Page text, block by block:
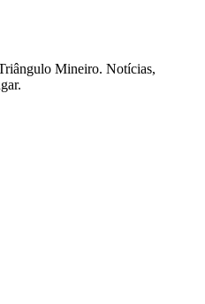
Mineiro. Notícias,